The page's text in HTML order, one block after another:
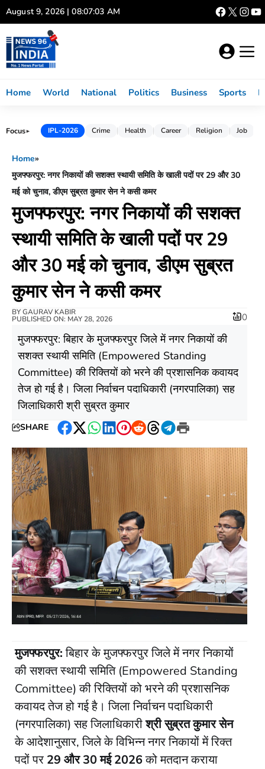
Skip
to
content
August 9, 2026 | 08:07:04 AM
Home World National Politics Business Sports
Focus► IPL-2026 Crime Health Career Religion Job
Home»
मुजफ्फरपुर: नगर निकायों की सशक्त स्थायी समिति के खाली पदों पर 29 और 30
मई को चुनाव, डीएम सुब्रत कुमार सेन ने कसी कमर
मुजफ्फरपुर: नगर निकायों की सशक्त
स्थायी समिति के खाली पदों पर 29
और 30 मई को चुनाव, डीएम सुब्रत
कुमार सेन ने कसी कमर
BYGAURAV KABIR
PUBLISHED ON: MAY 28, 2026 0
मुजफ्फरपुर: बिहार के मुजफ्फरपुर जिले में नगर निकायों की
सशक्त स्थायी समिति (Empowered Standing
Committee) की रिक्तियों को भरने की प्रशासनिक कवायद
तेज हो गई है। जिला निर्वाचन पदाधिकारी (नगरपालिका) सह
जिलाधिकारी श्री सुब्रत कुमार
SHARE
Facebook
Twitter
WhatsApp
LinkedIn
Pinterest
RedditThreads
Telegram
Print
मुजफ्फरपुर:बिहार के मुजफ्फरपुर जिले में नगर निकायों
की सशक्त स्थायी समिति (Empowered Standing
Committee) की रिक्तियों को भरने की प्रशासनिक
कवायद तेज हो गई है। जिला निर्वाचन पदाधिकारी
(नगरपालिका) सह जिलाधिकारीश्री सुब्रत कुमार सेन
के आदेशानुसार, जिले के विभिन्न नगर निकायों में रिक्त
पदों पर 29 और 30 मई 2026को मतदान कराया